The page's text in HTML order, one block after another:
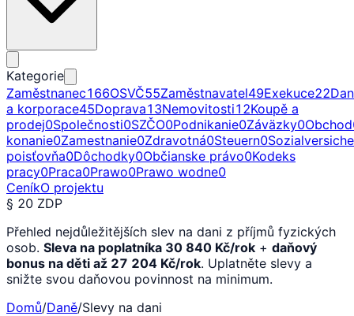
Kategorie
Zaměstnanec166OSVČ55Zaměstnavatel49Exekuce22
a korporace45Doprava13Nemovitosti12Koupě a
prodej0Společnosti0SZČO0Podnikanie0Záväzky0Obchod
konanie0Zamestnanie0Zdravotná0Steuern0
poisťovňa0Dôchodky0Občianske právo0Kodeks
pracy0Praca0Prawo0Prawo wodne0
CeníkO projektu
§ 20 ZDP
Přehled nejdůležitějších slev na dani z příjmů fyzických
osob. Sleva na poplatníka 30 840 Kč/rok + daňový
bonus na děti až 27 204 Kč/rok. Uplatněte slevy a
snižte svou daňovou povinnost na minimum.
Domů/Daně/Slevy na dani